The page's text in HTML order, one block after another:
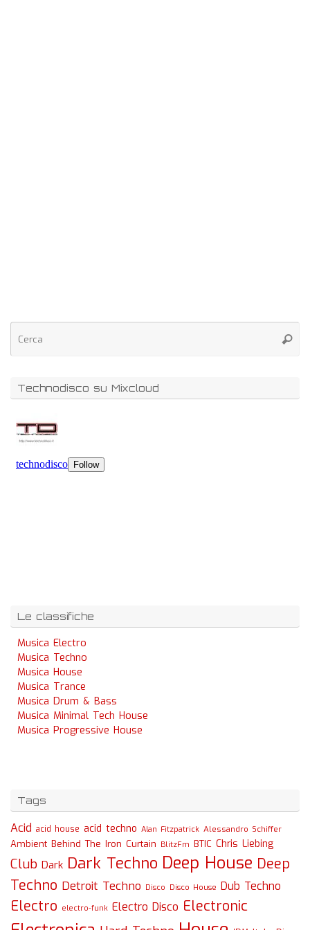
Technodisco su Mixcloud
Le classifiche
Musica Electro
Musica Techno
Musica House
Musica Trance
Musica Drum & Bass
Musica Minimal Tech House
Musica Progressive House
Tags
Acid acid house acid techno Alan Fitzpatrick Alessandro Schiffer
Ambient Behind The Iron Curtain BlitzFm BTIC Chris Liebing
Club Dark Dark Techno Deep House Deep
Techno Detroit Techno Disco Disco House Dub Techno
Electro electro-funk Electro Disco Electronic